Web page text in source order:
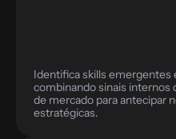
Identifica skills emergentes
combinando sinais internos
de mercado para antecipar